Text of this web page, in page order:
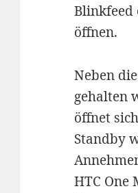
Blinkfeed
öffnen.
Neben
gehalten
öffnet
Standby
HTC One